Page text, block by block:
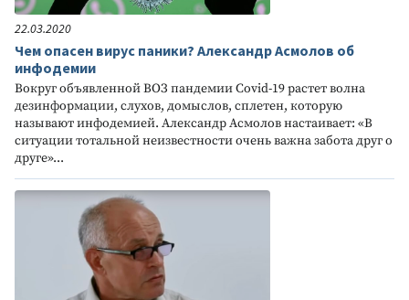
22.03.2020
Чем опасен вирус паники? Александр Асмолов об
инфодемии
Вокруг объявленной ВОЗ пандемии Covid-19 растет волна
дезинформации, слухов, домыслов, сплетен, которую
называют инфодемией. Александр Асмолов настаивает: «В
ситуации тотальной неизвестности очень важна забота друг о
друге»...